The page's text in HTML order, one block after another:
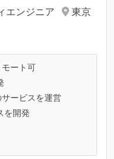
エンジニア
東京
ート可
サービスを運営
を開発